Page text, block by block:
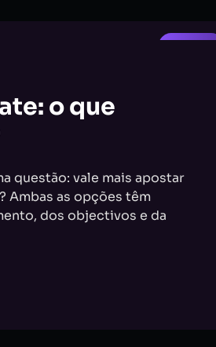
o que
questão: vale mais apostar
Ambas as opções têm
dos objectivos e da